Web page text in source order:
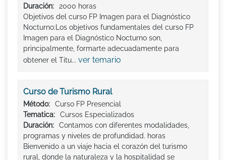
Duración:
2000 horas
Objetivos del curso FP Imagen para el Diagnóstico
Nocturno:Los objetivos fundamentales del curso FP
Imagen para el Diagnóstico Nocturno son,
principalmente, formarte adecuadamente para
obtener el Titu... ver temario
Curso de Turismo Rural
Método:
Curso FP Presencial
Tematica:
Cursos Especializados
Duración:
Contamos con diferentes modalidades,
programas y niveles de profundidad. horas
Bienvenido a un viaje hacia el corazón del turismo
rural, donde la naturaleza y la hospitalidad se